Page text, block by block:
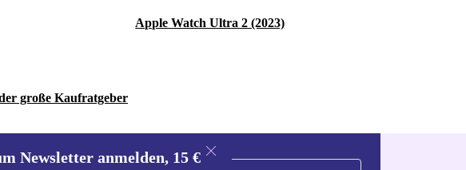
Apple Watch Ultra 2 (2023)
große Kaufratgeber
Newsletter anmelden, 15 €